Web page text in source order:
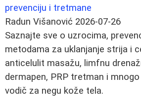
prevenciju i tretmane
Radun Višanović 2026-07-26
Saznajte sve o uzrocima,
metodama za uklanjanje strija i
anticelulit masažu, limfnu
dermapen, PRP tretman i
vodič za negu kože tela.